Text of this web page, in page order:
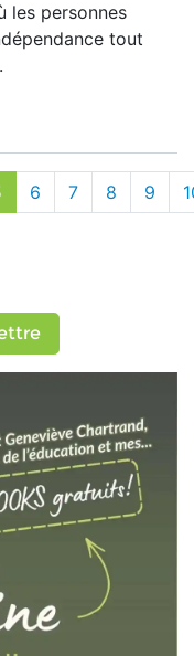
les personnes
tout
6 7 8 9